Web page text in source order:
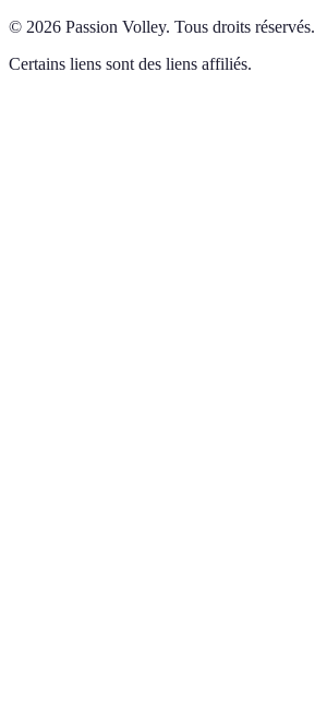
© 2026 Passion Volley. Tous droits réservés.
Certains liens sont des liens affiliés.